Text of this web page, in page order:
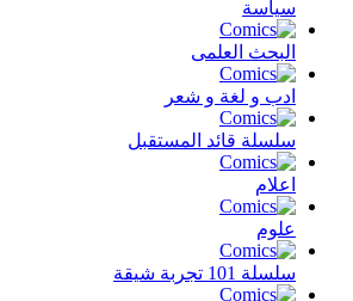
سياسة
البحث العلمى
ادب و لغة و شعر
سلسلة قائد المستقبل
اعلام
علوم
سلسلة 101 تجربة شيقة